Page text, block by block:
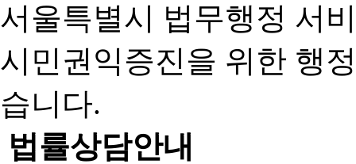
서울특별시 법무행정 서
시민권익증진을 위한 행
습니다.
법률상담안내